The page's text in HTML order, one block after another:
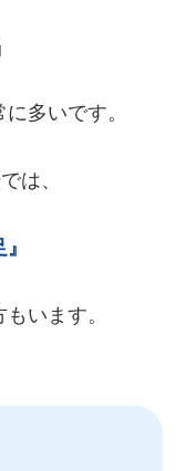
多いです。
は、
います。